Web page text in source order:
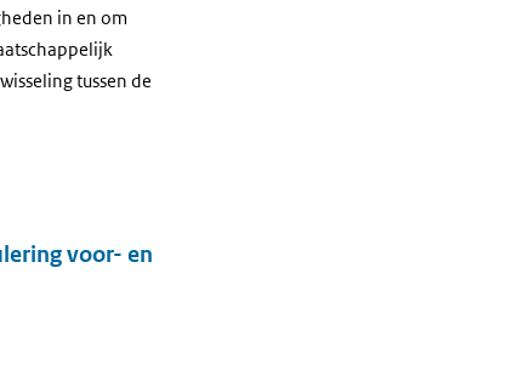
in en om
tussen de
voor- en